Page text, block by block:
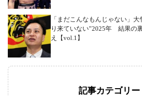
「まだこんなもんじゃない」大
り来ていない”2025年 結果の
え【vol.1】
記事カテゴリー